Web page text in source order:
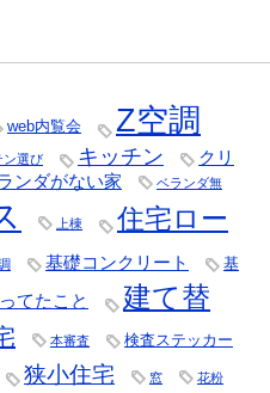
web内覧会 Z空調
ン選び キッチン
クリ
ンダがない家 ベランダ無
上棟
住宅ロー
基礎コンクリート 基
てたこと
建て替
本審査 検査ステッカー
狭小住宅 窓 花粉